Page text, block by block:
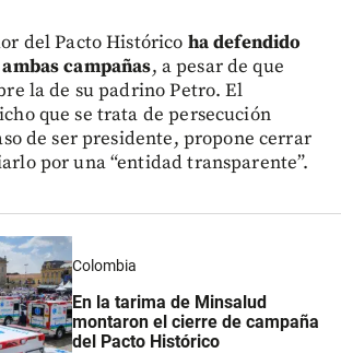
del Pacto Histórico ha defendido
campañas, a pesar de que
la de su padrino Petro. El
que se trata de persecución
de ser presidente, propone cerrar
por una “entidad transparente”.
Colombia
En la tarima de Minsalud
montaron el cierre de campaña
del Pacto Histórico